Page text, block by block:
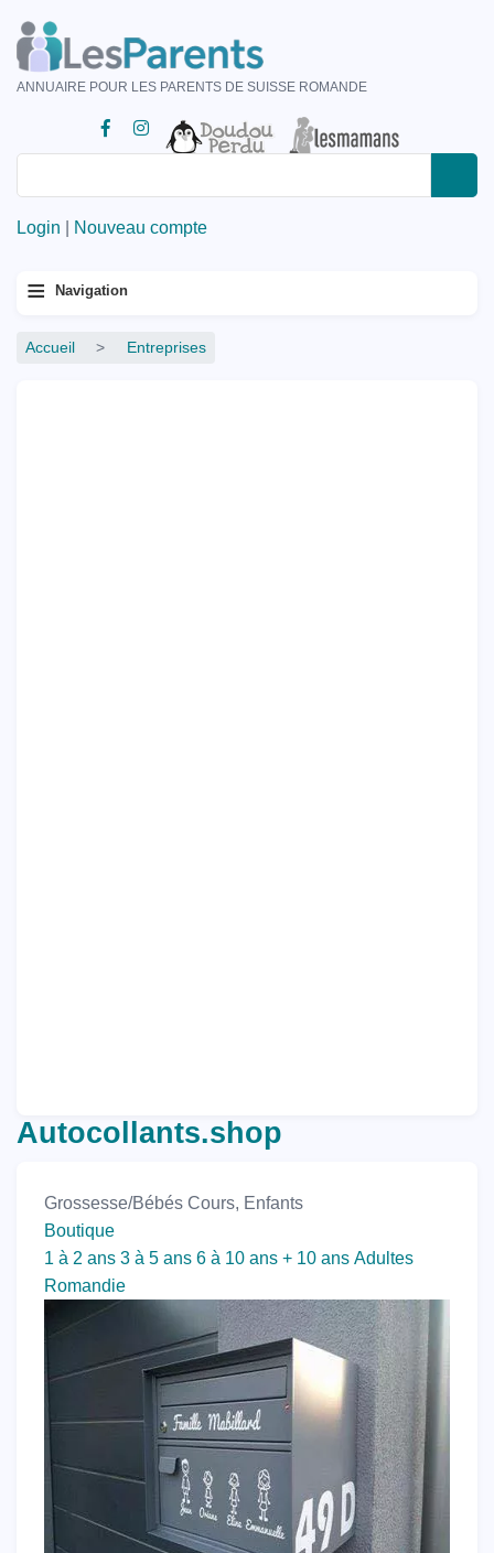
au
contenu
principal
ANNUAIRE POUR LES PARENTS DE SUISSE ROMANDE
Login Nouveau compte
Menu
≡ Navigation
Fil
Accueil Entreprises
Autocollants.shop
Grossesse/Bébés Cours, Enfants
Boutique
1 à 2 ans 3 à 5 ans 6 à 10 ans + 10 ans Adultes
Romandie